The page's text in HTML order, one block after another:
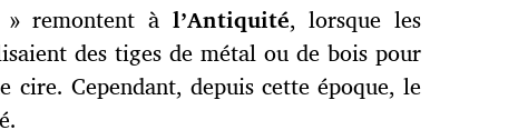
» remontent à l’Antiquité, lorsque les
des tiges de métal ou de bois pour
cire. Cependant, depuis cette époque, le